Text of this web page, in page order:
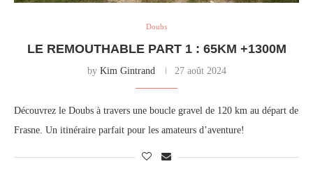
Doubs
LE REMOUTHABLE PART 1 : 65KM +1300M
by Kim Gintrand 27 août 2024
Découvrez le Doubs à travers une boucle gravel de 120 km au départ de
Frasne. Un itinéraire parfait pour les amateurs d’aventure!